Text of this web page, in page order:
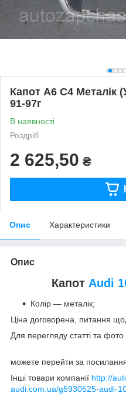
Капот A6 C4 Металік
91-97г
В наявності
Роздріб
2 625,50 ₴
Опис Характеристики
Опис
Капот Audi
Колір — металік;
Ціна договорена, питання
Для перегляду статті та
можете перейти за
Інші товари компанії http://
audi.com.ua/g5930525-audi-